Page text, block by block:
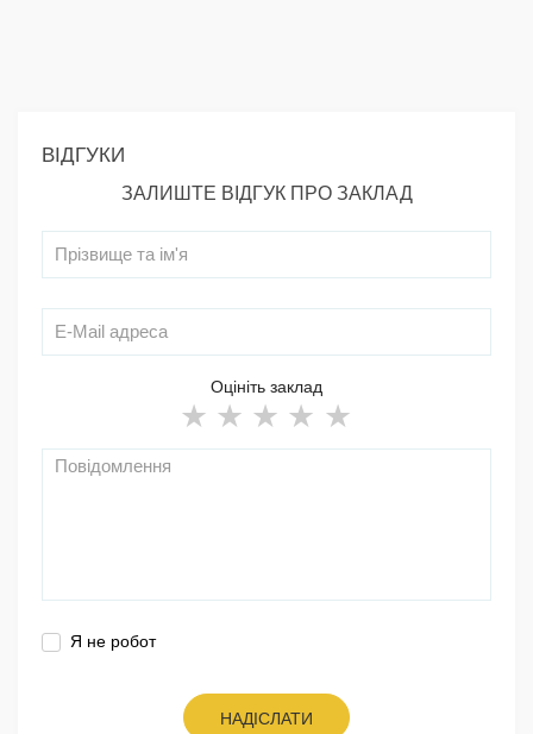
ВІДГУКИ
ЗАЛИШТЕ ВІДГУК ПРО ЗАКЛАД
Оцініть заклад
Я не робот
НАДІСЛАТИ